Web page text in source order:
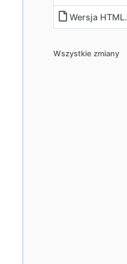
Wersja HTML.
Wszystkie zmiany